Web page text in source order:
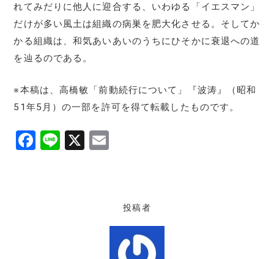
れてみだりに他人に迎合する、いわゆる「イエスマン」
だけが多い風土は組織の病巣を肥大化させる。そしてか
かる組織は、和気あいあいのうちにひそかに衰退への道
を辿るのである。
※本稿は、高橋敏「前動続行について」『波涛』（昭和
51年5月）の一部を許可を得て転載したものです。
F
Li X
投稿者